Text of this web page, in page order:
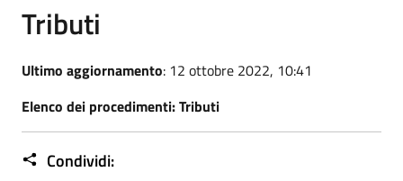
Tributi
Ultimo aggiornamento: 12 ottobre 2022, 10:41
Elenco dei procedimenti: Tributi
Condividi: